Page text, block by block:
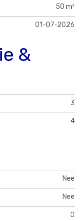
50 m²
01-07-2026
&
3
4
Nee
Nee
0